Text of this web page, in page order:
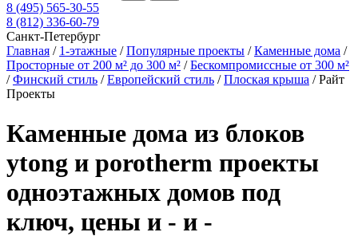
8 (495) 565-30-55
8 (812) 336-60-79
Санкт-Петербург
Главная / 1-этажные /Популярные проекты /Каменные дома /
Просторные от 200 м² до 300 м² /Бескомпромиссные от 300 м²
/Финский стиль /Европейский стиль /Плоская крыша /Райт
Проекты
Каменные дома из блоков
ytong и porotherm проекты
одноэтажных домов под
ключ, цены и - и -